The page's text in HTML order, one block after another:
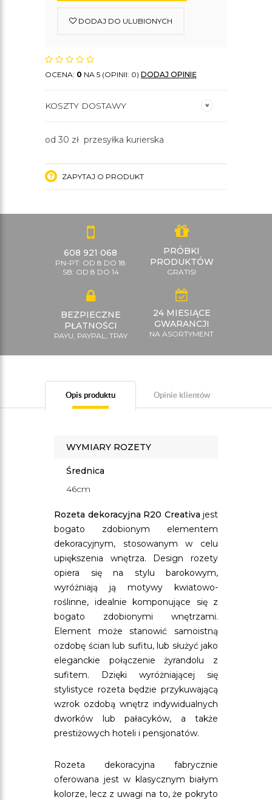
DODAJ DO ULUBIONYCH
OCENA: 0 NA 5 (OPINII: 0) DODAJ OPINIĘ
KOSZTY DOSTAWY
od 30 zł przesyłka kurierska
ZAPYTAJ O PRODUKT
608 921 068
PN-PT: OD 8 DO 18
SB: OD 8 DO 14
PRÓBKI
PRODUKTÓW
GRATIS!
BEZPIECZNE
PŁATNOŚCI
PAYU, PAYPAL, TPAY
24 MIESIĄCE
GWARANCJI
NA ASORTYMENT
Opis produktu Opinie klientów
WYMIARY ROZETY
Średnica
46cm
Rozeta dekoracyjna R20 Creativa jest
bogato zdobionym elementem
dekoracyjnym, stosowanym w celu
upiększenia wnętrza. Design rozety
opiera się na stylu barokowym,
wyróżniają ją motywy kwiatowo-
roślinne, idealnie komponujące się z
bogato zdobionymi wnętrzami.
Element może stanowić samoistną
ozdobę ścian lub sufitu, lub służyć jako
eleganckie połączenie żyrandolu z
sufitem. Dzięki wyróżniającej się
stylistyce rozeta będzie przykuwającą
wzrok ozdobą wnętrz indywidualnych
dworków lub pałacyków, a także
prestiżowych hoteli i pensjonatów.
Rozeta dekoracyjna fabrycznie
oferowana jest w klasycznym białym
kolorze, lecz z uwagi na to, że pokryto